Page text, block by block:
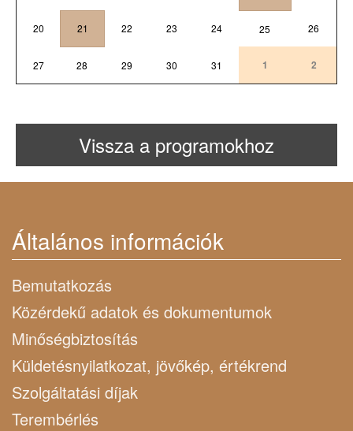
20 21 22 23 24 25 26
27 28 29 30 31 1 2
Vissza a programokhoz
Általános információk
Bemutatkozás
Közérdekű adatok és dokumentumok
Minőségbiztosítás
Küldetésnyilatkozat, jövőkép, értékrend
Szolgáltatási díjak
Terembérlés